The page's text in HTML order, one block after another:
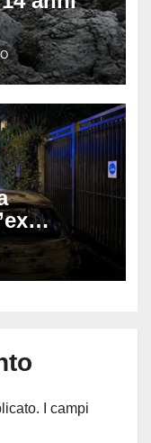
sul
famiglia
35enne
I campi